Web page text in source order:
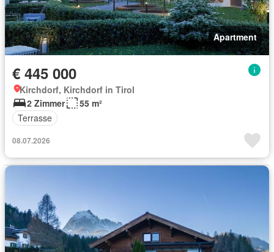
Apartment
€ 445 000
Kirchdorf, Kirchdorf in Tirol
2 Zimmer
55 m²
Terrasse
08.07.2026